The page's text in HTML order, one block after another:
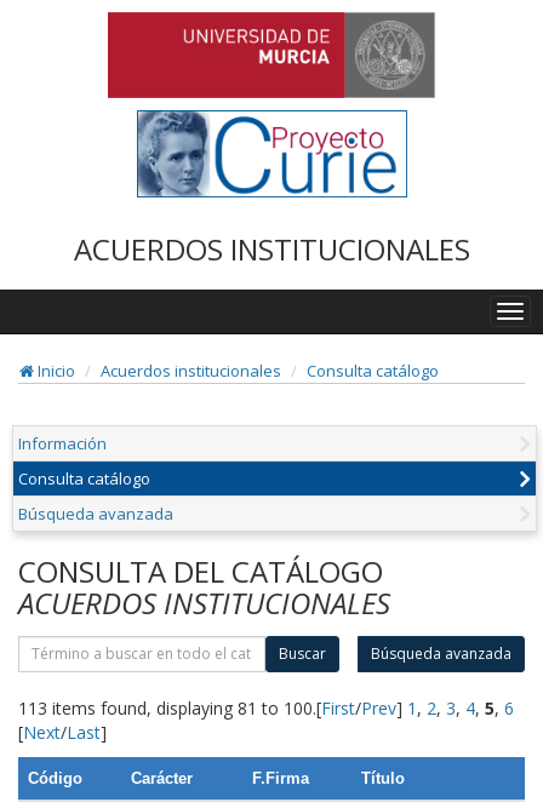
ACUERDOS INSTITUCIONALES
Inicio
Acuerdos institucionales Consulta catálogo
Información
Consulta catálogo
Búsqueda avanzada
CONSULTA DEL CATÁLOGO
ACUERDOS INSTITUCIONALES
Buscar Búsqueda avanzada
113 items found, displaying 81 to 100.[First/Prev] 1 , 2, 3, 4, 5, 6
[Next/Last]
Código Carácter F.Firma Título